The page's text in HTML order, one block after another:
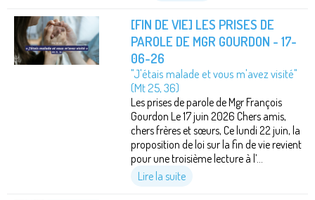
[FIN DE VIE] LES PRISES DE
PAROLE DE MGR GOURDON - 17-
06-26
"J'étais malade et vous m'avez visité"
(Mt 25, 36)
Les prises de parole de Mgr François
Gourdon Le 17 juin 2026 Chers amis,
chers frères et sœurs, Ce lundi 22 juin, la
proposition de loi sur la fin de vie revient
pour une troisième lecture à l’...
Lire la suite